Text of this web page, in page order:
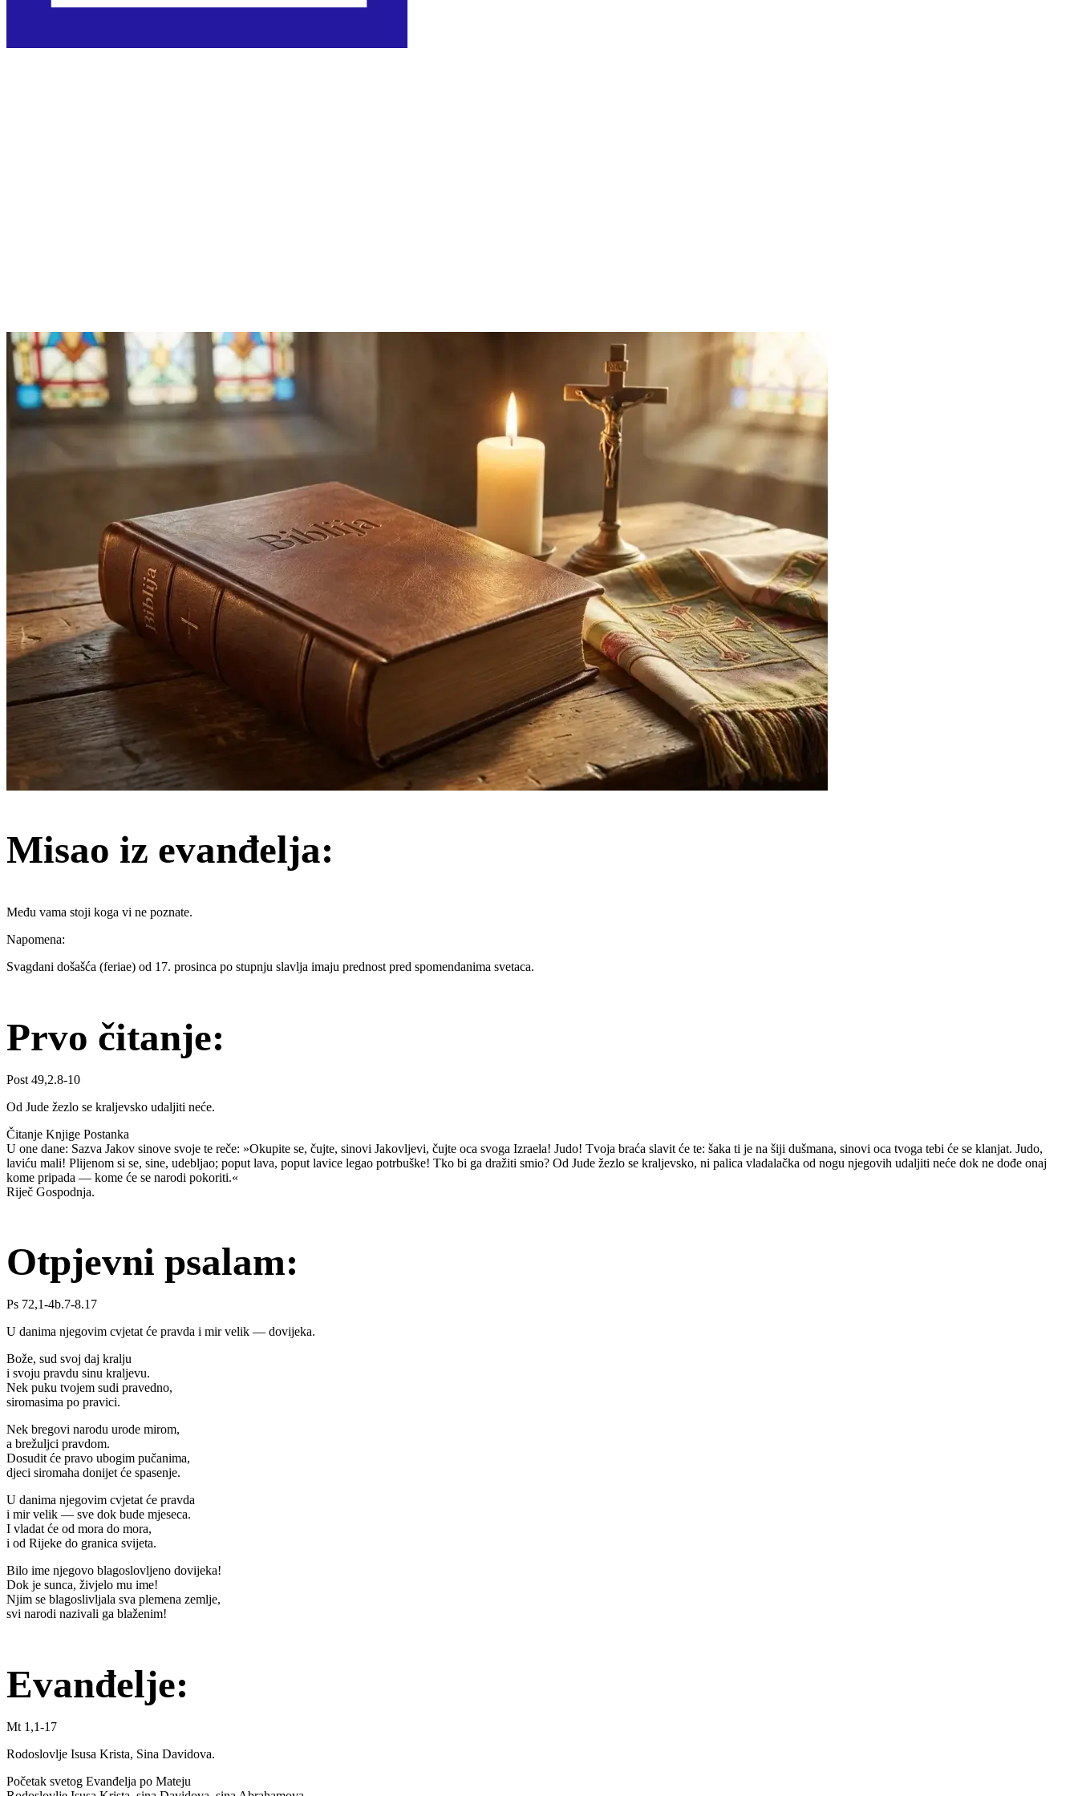
Misao iz evanđelja:
Među vama stoji koga vi ne poznate.
Napomena:
Svagdani došašća (feriae) od 17. prosinca po stupnju slavlja imaju prednost pred spomendanima svetaca.
Prvo čitanje:
Post 49,2.8-10
Od Jude žezlo se kraljevsko udaljiti neće.
Čitanje Knjige Postanka
U one dane: Sazva Jakov sinove svoje te reče: »Okupite se, čujte, sinovi Jakovljevi, čujte oca svoga Izraela! Judo! Tvoja braća slavit će te: šaka ti je na šiji dušmana, sinovi oca tvoga tebi će se klanjat. Judo,
laviću mali! Plijenom si se, sine, udebljao; poput lava, poput lavice legao potrbuške! Tko bi ga dražiti smio? Od Jude žezlo se kraljevsko, ni palica vladalačka od nogu njegovih udaljiti neće dok ne dođe onaj
kome pripada — kome će se narodi pokoriti.«
Riječ Gospodnja.
Otpjevni psalam:
Ps 72,1-4b.7-8.17
U danima njegovim cvjetat će pravda i mir velik — dovijeka.
Bože, sud svoj daj kralju
i svoju pravdu sinu kraljevu.
Nek puku tvojem sudi pravedno,
siromasima po pravici.
Nek bregovi narodu urode mirom,
a brežuljci pravdom.
Dosudit će pravo ubogim pučanima,
djeci siromaha donijet će spasenje.
U danima njegovim cvjetat će pravda
i mir velik — sve dok bude mjeseca.
I vladat će od mora do mora,
i od Rijeke do granica svijeta.
Bilo ime njegovo blagoslovljeno dovijeka!
Dok je sunca, živjelo mu ime!
Njim se blagoslivljala sva plemena zemlje,
svi narodi nazivali ga blaženim!
Evanđelje:
Mt 1,1-17
Rodoslovlje Isusa Krista, Sina Davidova.
Početak svetog Evanđelja po Mateju